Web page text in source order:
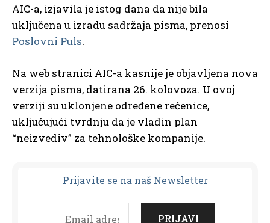
AIC-a, izjavila je istog dana da nije bila
uključena u izradu sadržaja pisma, prenosi
Poslovni Puls.
Na web stranici AIC-a kasnije je objavljena nova
verzija pisma, datirana 26. kolovoza. U ovoj
verziji su uklonjene određene rečenice,
uključujući tvrdnju da je vladin plan
“neizvediv” za tehnološke kompanije.
Prijavite se na naš Newsletter